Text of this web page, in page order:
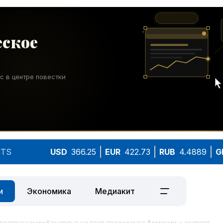
USD 366.25 EUR 422.73 RUB 4.4889
Экономика Медиакит